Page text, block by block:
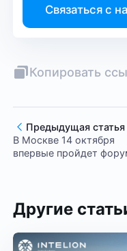
Связаться с
Копировать
Предыдущая статья
В Москве 14 октября
впервые пройдет
Другие